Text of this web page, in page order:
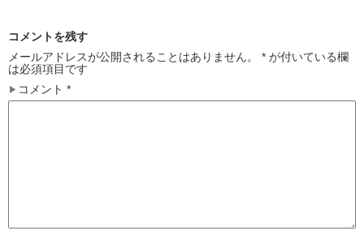
コメントを残す
メールアドレスが公開されることはありません。
* が付いている欄
は必須項目です
コメント *